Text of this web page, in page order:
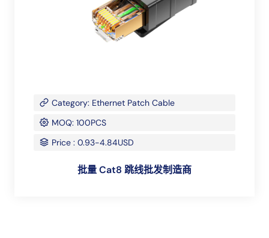
Category: Ethernet Patch Cable
MOQ: 100PCS
Price : 0.93-4.84USD
批量 Cat8 跳线批发制造商